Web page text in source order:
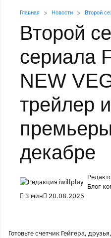
Главная Новости Второй
Второй
сериала
NEW
трейлер
декабре
Блог
3 мин
20.08.2025
Готовьте счетчик Гейгера,